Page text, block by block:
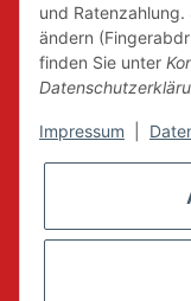
und
ändern
finden Sie unter
Impressum